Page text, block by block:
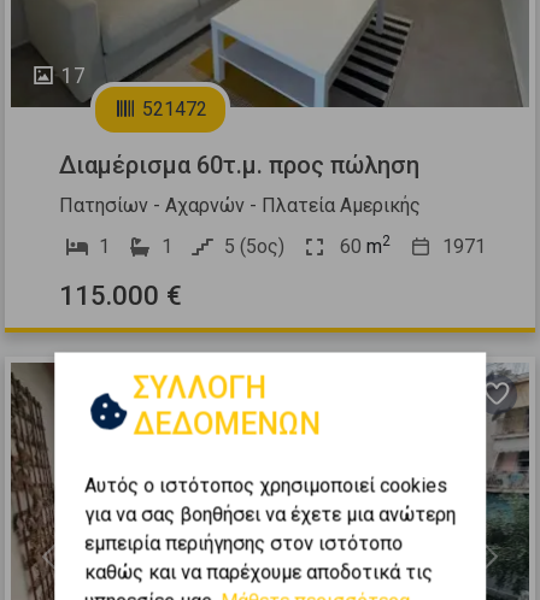
17
521472
Διαμέρισμα 60τ.μ. προς πώληση
Πατησίων - Αχαρνών - Πλατεία Αμερικής
1
1 5 (5ος) 60 m2 1971
115.000 €
Previous Next
ΣΥΛΛΟΓΗ
ΔΕΔΟΜΕΝΩΝ
Αυτός ο ιστότοπος χρησιμοποιεί cookies
για να σας βοηθήσει να έχετε μια ανώτερη
εμπειρία περιήγησης στον ιστότοπο
καθώς και να παρέχουμε αποδοτικά τις